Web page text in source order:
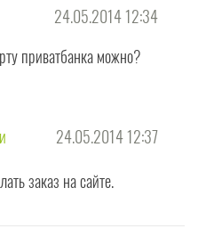
24.05.2014 12:34
приватбанка можно?
24.05.2014 12:37
заказ на сайте.